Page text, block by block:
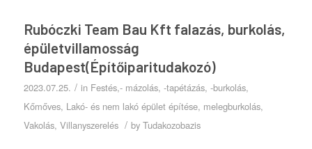
Rubóczki Team Bau Kft falazás, burkolás,
épületvillamosság
Budapest(Építőiparitudakozó)
2023.07.25. / in Festés,- mázolás, -tapétázás, -burkolás,
Kőmőves, Lakó- és nem lakó épület építése, melegburkolás,
Vakolás, Villanyszerelés / by Tudakozobazis